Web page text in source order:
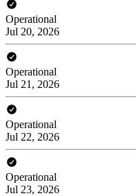
Operational
Jul 20, 2026
Operational
Jul 21, 2026
Operational
Jul 22, 2026
Operational
Jul 23, 2026